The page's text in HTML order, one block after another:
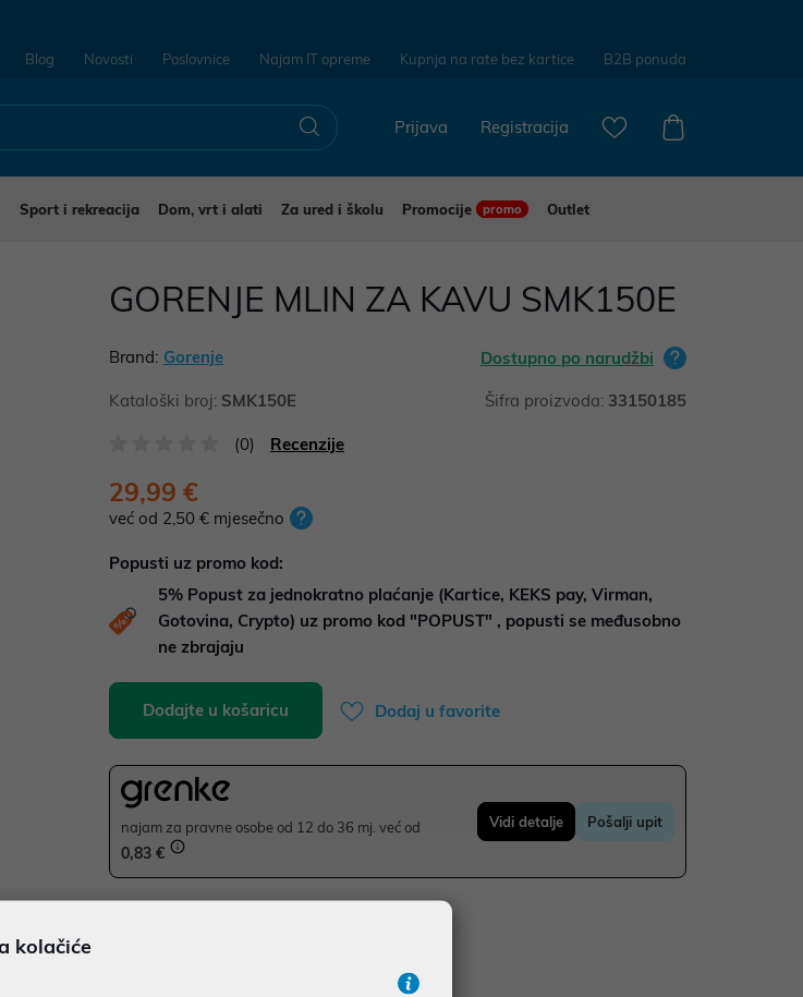
Blog Novosti Poslovnice Najam IT opreme Kupnja na rate bez kartice B2B ponuda
Registracija
Prijava
Sport i rekreacija Dom, vrt i alati Za ured i školu Promocije promo
Outlet
GORENJE MLIN ZA KAVU SMK150E
Brand: Gorenje Dostupno po narudžbi
Kataloški broj: SMK150E Šifra proizvoda: 33150185
(0) Recenzije
29,99 €
već od 2,50 € mjesečno
Popusti uz promo kod:
5% Popust za jednokratno plaćanje (Kartice, KEKS pay, Virman,
Gotovina, Crypto) uz promo kod "POPUST" , popusti se međusobno
ne zbrajaju
Dodajte u košaricu Dodaj u favorite
najam za pravne osobe od 12 do 36 mj. već od
0,83 €
Vidi detalje Pošalji upit
BESPLATNA DOSTAVA ZA NARUDŽBE IZNAD 66,36€
kolačiće